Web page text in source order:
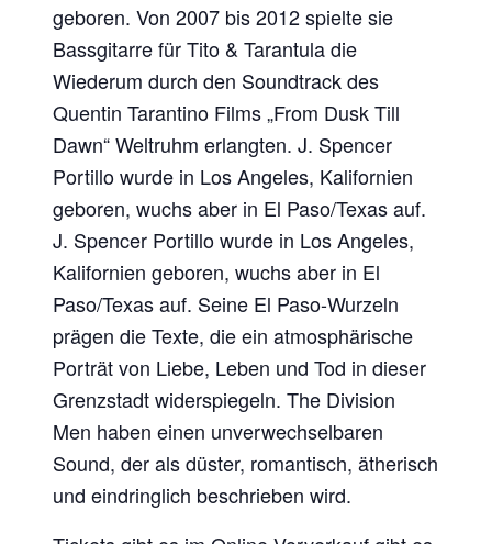
geboren. Von 2007 bis 2012 spielte sie
Bassgitarre für Tito & Tarantula die
Wiederum durch den Soundtrack des
Quentin Tarantino Films „From Dusk Till
Dawn“ Weltruhm erlangten. J. Spencer
Portillo wurde in Los Angeles, Kalifornien
geboren, wuchs aber in El Paso/Texas auf.
J. Spencer Portillo wurde in Los Angeles,
Kalifornien geboren, wuchs aber in El
Paso/Texas auf. Seine El Paso-Wurzeln
prägen die Texte, die ein atmosphärische
Porträt von Liebe, Leben und Tod in dieser
Grenzstadt widerspiegeln. The Division
Men haben einen unverwechselbaren
Sound, der als düster, romantisch, ätherisch
und eindringlich beschrieben wird.